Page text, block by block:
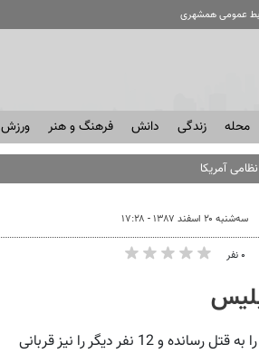
عمومی همشهری
محله زندگی دانش فرهنگ و هنر ورزش
آمریکایی
سه‌شنبه ۲۰ اسفند ۱۳۸۷ - ۱۷:۲۸
۰ نفر
گروه حوادث: 3 برادر که با همدستی یک مرد افغانی، 7 زن و دختر را به قتل رسانده و 12 نفر دیگر را نیز قربانی